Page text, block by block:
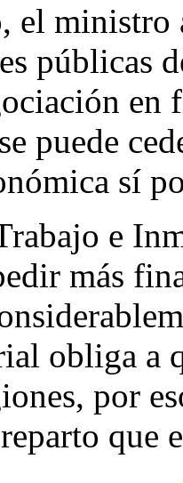
el ministro
públicas
en
puede
sí
e
más
obliga a
por
que